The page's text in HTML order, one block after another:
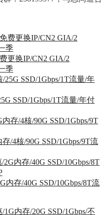
更换IP/CN2 GIA/2
季
SSD/1Gbps/1T流量/年付
/4核/90G SSD/1Gbps/9T流
内存/40G SSD/10Gbps/8T流
内存/20G SSD/1Gbps/不